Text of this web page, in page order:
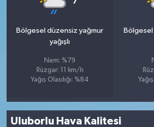
Bölgesel düzensiz yağmur
yağışlı
Nem: %79
Rüzgar: 11 km/h
Yağış Olasılığı: %84
Uluborlu Hava Kalitesi